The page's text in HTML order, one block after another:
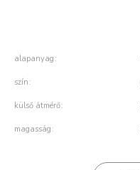
alapanyag
szín
külső átmérő
magasság